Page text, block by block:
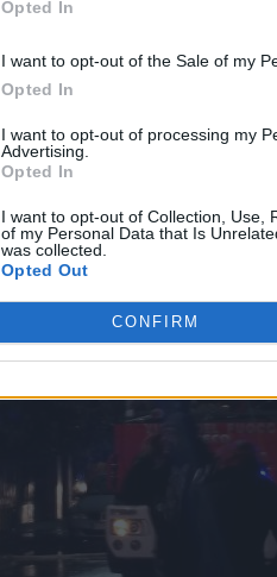
Opted In
I want to opt-out of the Sale of my
Opted In
I want to opt-out of processing my
Advertising.
Opted In
I want to opt-out of Collection, Use,
of my Personal Data that Is
was collected.
Opted Out
CONFIRM